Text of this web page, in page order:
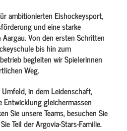
ambitionierten Eishockeysport,
und eine starke
Von den ersten Schritten
bis hin zum
begleiten wir Spielerinnen
Weg.
in dem Leidenschaft,
Entwicklung gleichermassen
Sie unsere Teams, besuchen Sie
Teil der Argovia-Stars-Familie.